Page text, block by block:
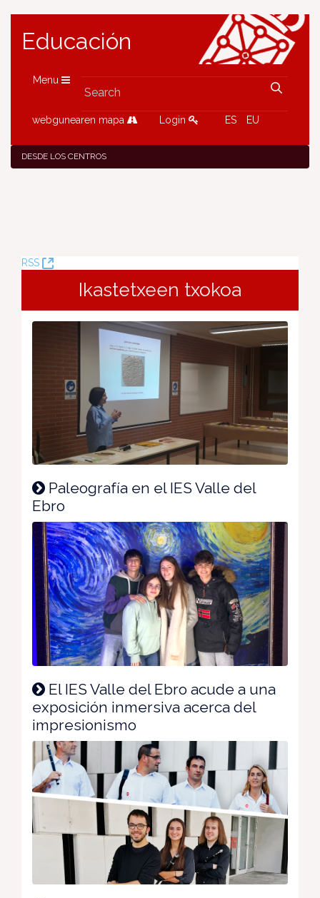
Educación
Menu
webgunearen mapa Login ES EU
DESDE LOS CENTROS
RSS
(Opens
Window)Ikastetxeen txokoa
Paleografía en el IES Valle del
Ebro
El IES Valle del Ebro acude a una
exposición inmersiva acerca del
impresionismo